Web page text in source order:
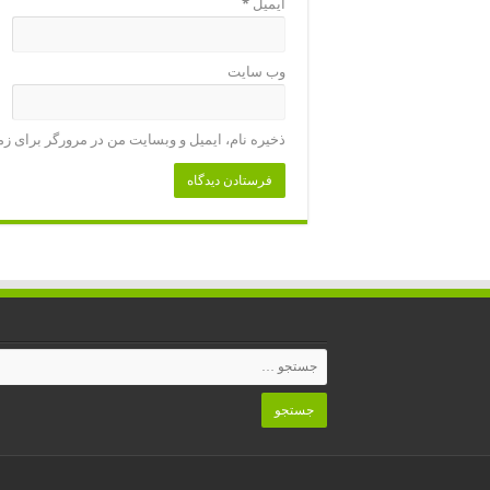
ایمیل *
وب‌ سایت
ذخیره نام، ایمیل و وبسایت من در مرورگر برای